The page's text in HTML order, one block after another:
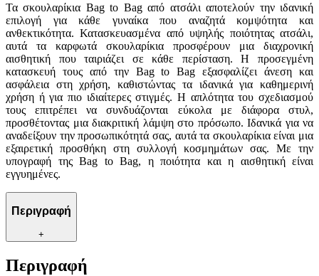
Τα σκουλαρίκια Bag to Bag από ατσάλι αποτελούν την ιδανική
επιλογή για κάθε γυναίκα που αναζητά κομψότητα και
ανθεκτικότητα. Κατασκευασμένα από υψηλής ποιότητας ατσάλι,
αυτά τα καρφωτά σκουλαρίκια προσφέρουν μια διαχρονική
αισθητική που ταιριάζει σε κάθε περίσταση. Η προσεγμένη
κατασκευή τους από την Bag to Bag εξασφαλίζει άνεση και
ασφάλεια στη χρήση, καθιστώντας τα ιδανικά για καθημερινή
χρήση ή για πιο ιδιαίτερες στιγμές. Η απλότητα του σχεδιασμού
τους επιτρέπει να συνδυάζονται εύκολα με διάφορα στυλ,
προσθέτοντας μια διακριτική λάμψη στο πρόσωπο. Ιδανικά για να
αναδείξουν την προσωπικότητά σας, αυτά τα σκουλαρίκια είναι μια
εξαιρετική προσθήκη στη συλλογή κοσμημάτων σας. Με την
υπογραφή της Bag to Bag, η ποιότητα και η αισθητική είναι
εγγυημένες.
Περιγραφή
+
Περιγραφή